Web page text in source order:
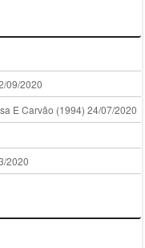
09/2020
E Carvão (1994) 24/07/2020
2020